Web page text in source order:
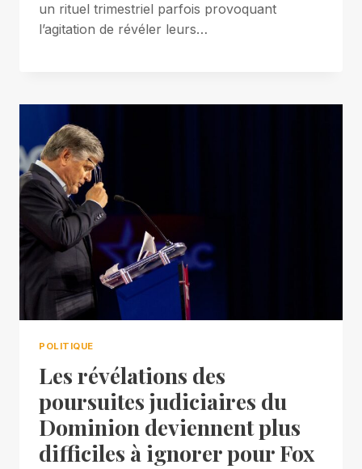
un rituel trimestriel parfois provoquant
l’agitation de révéler leurs…
POLITIQUE
Les révélations des
poursuites judiciaires du
Dominion deviennent plus
difficiles à ignorer pour Fox